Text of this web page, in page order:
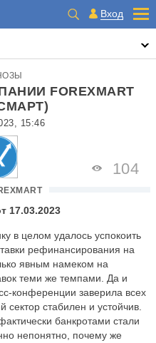
Вход
FOREXMART
15:46
104
17.03.2023
в целом удалось успокоить
рефинансирования на
явным намеком на
теми же темпами. Да и
конференции заверила всех
сектор стабилен и устойчив.
банкротами стали
непонятно, почему же